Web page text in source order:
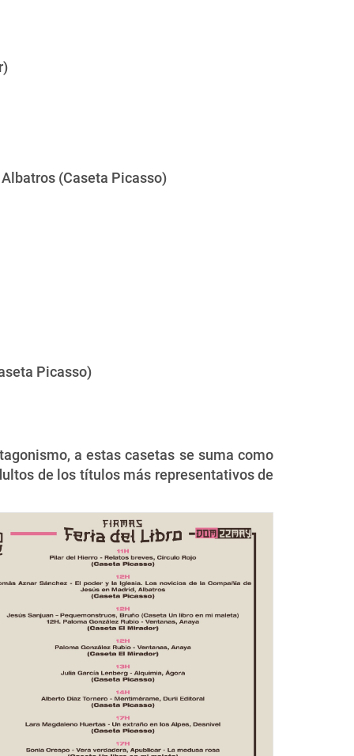
(Caseta Picasso)
Picasso)
a estas casetas se suma como
de los títulos más representativos de